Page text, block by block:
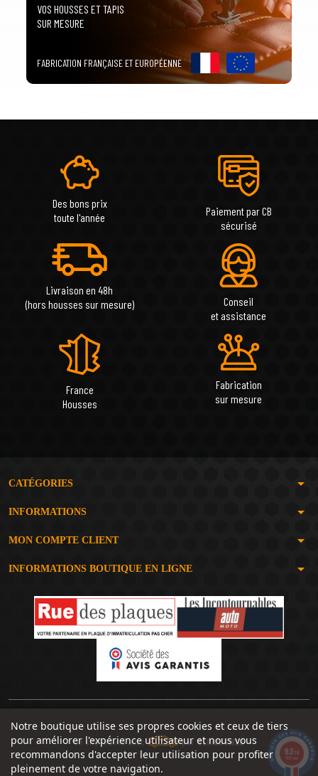
VOS HOUSSES ET TAPIS
SUR MESURE
FABRICATION FRANÇAISE ET EUROPÉENNE
Des bons prix
toute l'année
Paiement par CB
sécurisé
Livraison en 48h
(hors housses sur mesure)
Conseil
et assistance
France
Housses
Fabrication
sur mesure
CATÉGORIES arrow_drop_down
INFORMATIONS arrow_drop_down
MON COMPTE CLIENT arrow_drop_down
INFORMATIONS BOUTIQUE EN LIGNE arrow_drop_down
Notre boutique utilise ses propres cookies et ceux de tiers
pour améliorer l'expérience utilisateur et nous vous
recommandons d'accepter leur utilisation pour profiter
pleinement de votre navigation.
Un site réalisé avec par SERIOUSWEB
9.2/10
1491 avis